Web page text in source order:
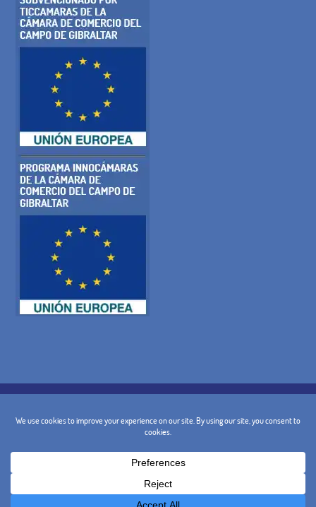
AVIS JURIDIQUE
TERMES ET CONDITIONS GÉNÉRALES
POLITIQUE D'ANNULATION
@ 2024 - Conception et Marketing :